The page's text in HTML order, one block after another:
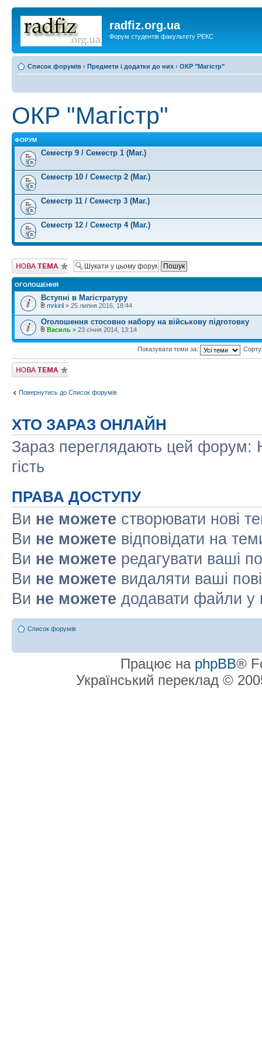
radfiz.org.ua
Форум студентів факультету РЕКС
Список форумів ‹ Предмети і додатки до них ‹ ОКР "Магістр"
ОКР "Магістр"
ФОРУМ
Семестр 9 / Семестр 1 (Маг.)
Семестр 10 / Семестр 2 (Маг.)
Семестр 11 / Семестр 3 (Маг.)
Семестр 12 / Семестр 4 (Маг.)
Створити нову
тему
ОГОЛОШЕННЯ
Вступні в Магістратуру
mrkiril » 25 липня 2016, 18:44
Оголошення стосовно набору на військову підготовку
Василь » 23 січня 2014, 13:14
Показувати теми за:
Створити нову
тему
Повернутись до Список форумів
ХТО ЗАРАЗ ОНЛАЙН
Зараз переглядають цей форум:
гість
ПРАВА ДОСТУПУ
Ви не можете створювати нові
Ви не можете відповідати на
Ви не можете редагувати ваші
Ви не можете видаляти ваші
Ви не можете додавати файли у
Список форумів
Працює на phpBB®
Український переклад ©